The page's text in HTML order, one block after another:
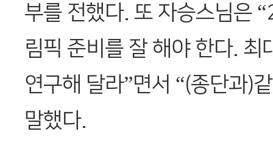
부를 전했다. 또 자승스님은
림픽 준비를 잘 해야 한다. 최
연구해 달라”면서 “(종단과)
말했다.